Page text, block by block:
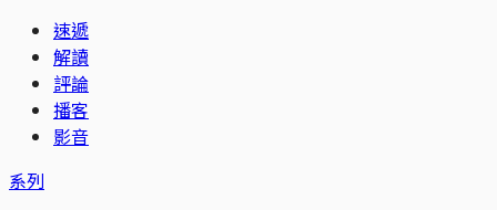
速遞
解讀
評論
播客
影音
系列